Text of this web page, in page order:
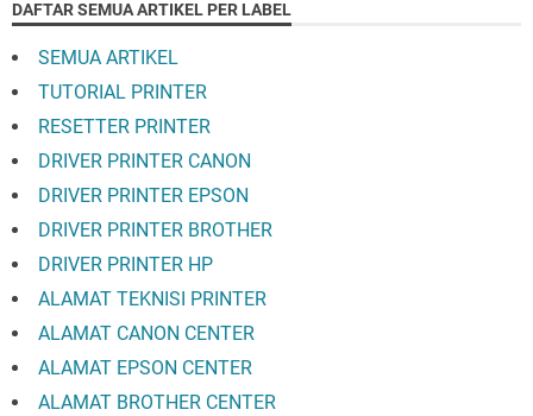
DAFTAR SEMUA ARTIKEL PER LABEL
SEMUA ARTIKEL
TUTORIAL PRINTER
RESETTER PRINTER
DRIVER PRINTER CANON
DRIVER PRINTER EPSON
DRIVER PRINTER BROTHER
DRIVER PRINTER HP
ALAMAT TEKNISI PRINTER
ALAMAT CANON CENTER
ALAMAT EPSON CENTER
ALAMAT BROTHER CENTER